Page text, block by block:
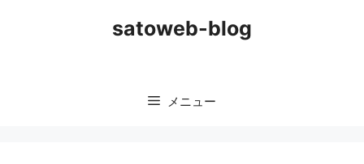
satoweb-blog
メニュー